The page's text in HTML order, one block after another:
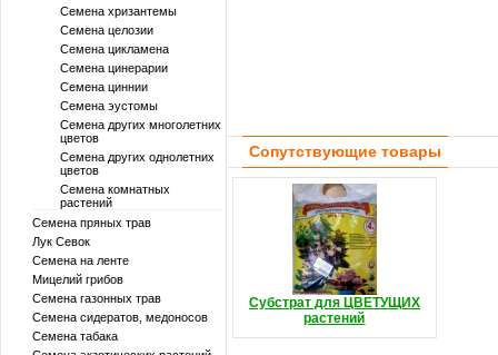
Семена хризантемы
Семена целозии
Семена цикламена
Семена цинерарии
Семена циннии
Семена эустомы
Семена других многолетних
цветов
Семена других однолетних
цветов
Семена комнатных
растений
Семена пряных трав
Лук Севок
Семена на ленте
Мицелий грибов
Семена газонных трав
Семена сидератов, медоносов
Семена табака
Сопутствующие товары
Субстрат для ЦВЕТУЩИХ
растений